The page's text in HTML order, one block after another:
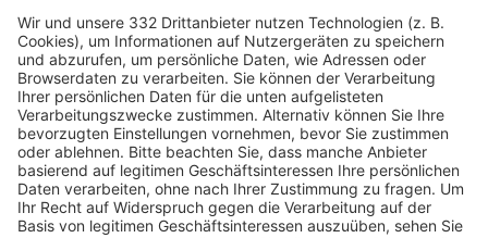
HÄUFIG BESUCHTE SEITEN
Pässe und Vereinswechsel
Trainerausbildung
Schulungsangebot Vereinsmitarbeiter
BFV-Geschäftsstellen
Trainerbörse
Login SpielPlus